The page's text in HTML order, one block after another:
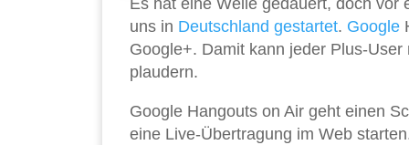
Es hat eine Weile gedauert, doch vor
uns in Deutschland gestartet. Google
Google+. Damit kann jeder Plus-
plaudern.
Google Hangouts on Air geht einen
eine Live-Übertragung im Web